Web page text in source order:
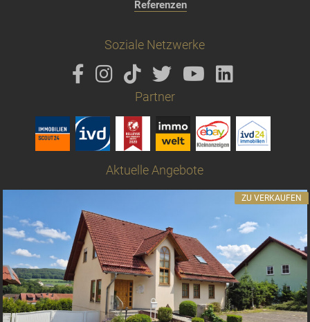
Referenzen
Soziale Netzwerke
Partner
Aktuelle Angebote
ZU VERKAUFEN